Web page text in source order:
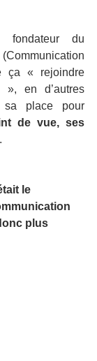
fondateur du
ça « rejoindre
», en d’autres
de vue, ses
.
le
plus